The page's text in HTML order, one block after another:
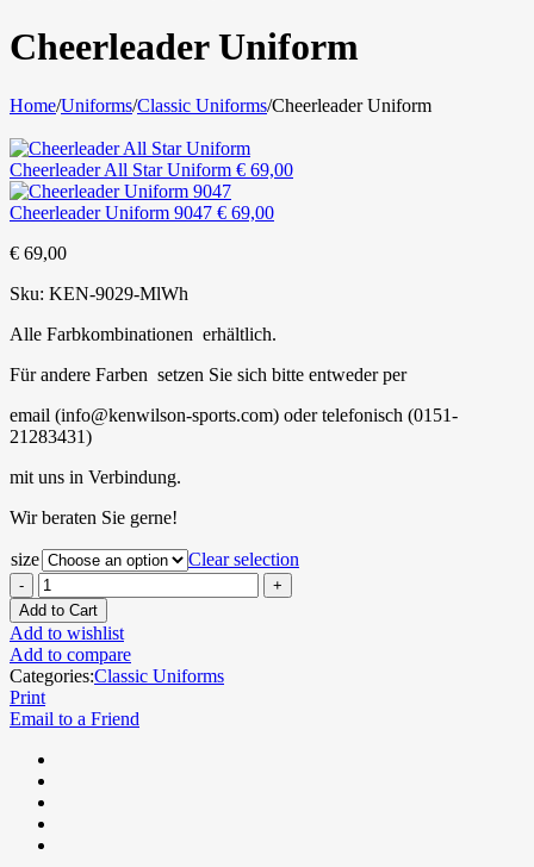
Cheerleader Uniform
Home/Uniforms/Classic Uniforms/Cheerleader Uniform
Cheerleader All Star Uniform € 69,00
Cheerleader Uniform 9047 € 69,00
€ 69,00
Sku: KEN-9029-MlWh
Alle Farbkombinationen erhältlich.
Für andere Farben setzen Sie sich bitte entweder per
email (info@kenwilson-sports.com) oder telefonisch (0151-
21283431)
mit uns in Verbindung.
Wir beraten Sie gerne!
size Clear selection
Add to Cart
Add to wishlist
Add to compare
Categories:Classic Uniforms
Print
Email to a Friend